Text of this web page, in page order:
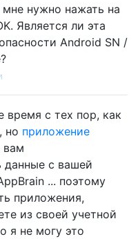
нужно нажать на
Является ли эта
Android SN /
время с тех пор, как
но приложение
вам
данные с вашей
... поэтому
приложения,
из своей учетной
я не могу это